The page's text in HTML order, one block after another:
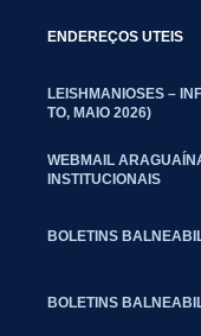
ENDEREÇOS UTEIS
LEISHMANIOSES –
TO, MAIO 2026)
WEBMAIL
INSTITUCIONAIS
BOLETINS
BOLETINS